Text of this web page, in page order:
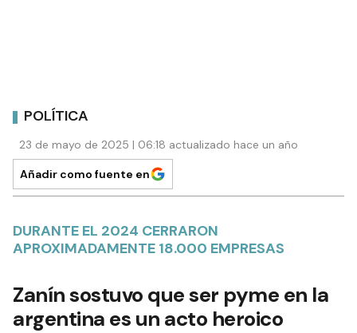
POLÍTICA
23 de mayo de 2025 | 06:18 actualizado hace un año
Añadir como fuente en
DURANTE EL 2024 CERRARON
APROXIMADAMENTE 18.000 EMPRESAS
Zanín sostuvo que ser pyme en la
argentina es un acto heroico